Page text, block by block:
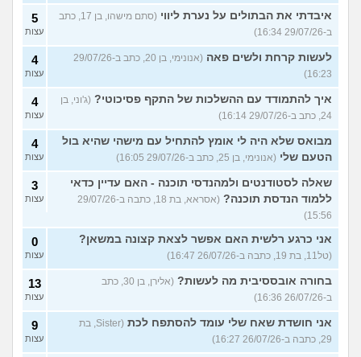
איבדתי את הבתולים על נערת ליווי
(סתם מישהו, בן 17, כתב
ב-29/07/26 16:34)
5
עצות
לעשות קרחת ולשים פאה
(אנונימי, בן 20, כתב ב-29/07/26
16:23)
4
עצות
איך להתמודד עם ההשלכות של התקף פסיכוטי? (ג'וני, בן
24, כתב ב-29/07/26 16:14)
4
עצות
מבואס שלא היה לי אומץ להתחיל עם מישהי שהיא בול
הטעם שלי (אנונימי, בן 25, כתב ב-29/07/26 16:05)
4
עצות
שאלה לסטודנטים ולמהנדסי תוכנה - האם עדיין כדאי
ללמוד הנדסת תוכנה?
(אסראא, בת 18, כתבה ב-29/07/26
15:56)
3
עצות
אני כרגע רלשית האם אפשר לצאת קצונה במשאן?
(טל11, בת 19, כתבה ב-26/07/26 16:47)
0
עצות
בחורה אובססיבית מה לעשות?
(אלירן, בן 30, כתב
ב-26/07/26 16:36)
13
עצות
אני חושדת שאח שלי עומד להסתפח לכת
(Sister, בת
29, כתבה ב-26/07/26 16:27)
9
עצות